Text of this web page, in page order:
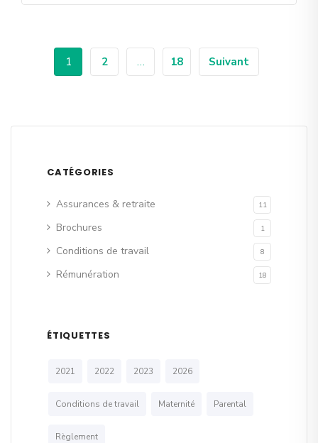
1 2 … 18 Suivant
CATÉGORIES
Assurances & retraite 11
Brochures 1
Conditions de travail 8
Rémunération 18
ÉTIQUETTES
2021 2022 2023 2026
Conditions de travail Maternité Parental
Règlement